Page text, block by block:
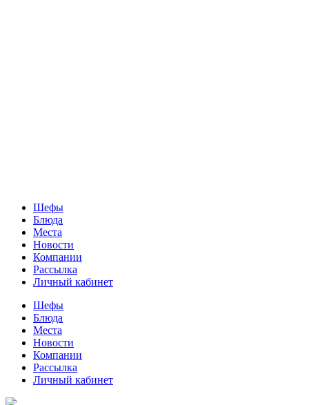
Шефы
Блюда
Места
Новости
Компании
Рассылка
Личный кабинет
Шефы
Блюда
Места
Новости
Компании
Рассылка
Личный кабинет